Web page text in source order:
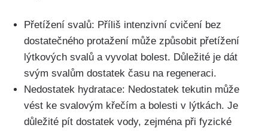
Přetížení svalů:⁣ Příliš⁤ intenzivní cvičení bez
dostatečného protažení může způsobit přetížení
lýtkových svalů a vyvolat bolest. Důležité je dát
svým svalům dostatek času na regeneraci.
Nedostatek ⁤hydratace: Nedostatek tekutin může
⁤vést ke⁣ svalovým křečím a bolesti‍ v lýtkách. Je
důležité pít dostatek vody, zejména při fyzické